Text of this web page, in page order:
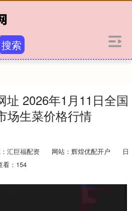
搜索
址 2026年1月11日全国
场生菜价格行情
汇巨福配资 网站：辉煌优配开户
日
看：154